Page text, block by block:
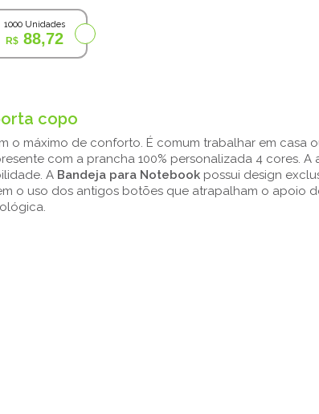
1000 Unidades
88,72
copo
o máximo de conforto. É comum trabalhar em casa
com a prancha 100% personalizada 4 cores. A
A Bandeja para Notebook possui design
o uso dos antigos botões que atrapalham o apoio